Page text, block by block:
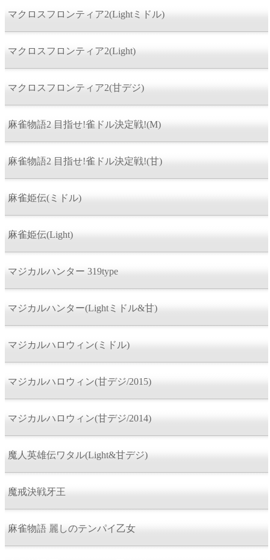
マクロスフロンティア2(Lightミドル)
マクロスフロンティア2(Light)
マクロスフロンティア2(甘デジ)
麻雀物語2 目指せ!雀ドル決定戦!(M)
麻雀物語2 目指せ!雀ドル決定戦!(甘)
麻雀姫伝(ミドル)
麻雀姫伝(Light)
マジカルハンター 319type
マジカルハンター(Lightミドル&甘)
マジカルハロウィン(ミドル)
マジカルハロウィン(甘デジ/2015)
マジカルハロウィン(甘デジ/2014)
魔人英雄伝ワタル(Light&甘デジ)
魔戒決戦牙王
麻雀物語 麗しのテンパイ乙女